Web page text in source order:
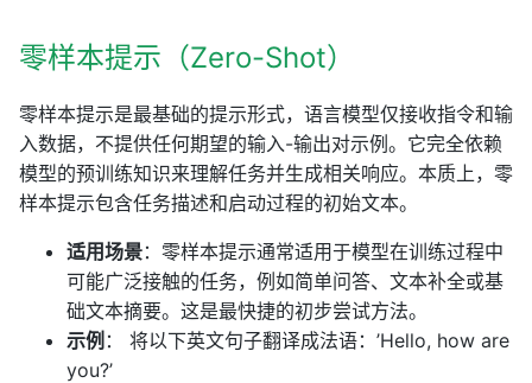
零样本提示（Zero-Shot）
零样本提示是最基础的提示形式，语言模型仅接收指令和输
入数据，不提供任何期望的输入-输出对示例。它完全依赖
模型的预训练知识来理解任务并生成相关响应。本质上，零
样本提示包含任务描述和启动过程的初始文本。
适用场景：零样本提示通常适用于模型在训练过程中
可能广泛接触的任务，例如简单问答、文本补全或基
础文本摘要。这是最快捷的初步尝试方法。
示例 ： 将以下英文句子翻译成法语：’Hello, how are
you?’